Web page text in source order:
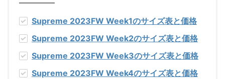
Supreme 2023FW Week1のサイズ表と価格
Supreme 2023FW Week2のサイズ表と価格
Supreme 2023FW Week3のサイズ表と価格
Supreme 2023FW Week4のサイズ表と価格